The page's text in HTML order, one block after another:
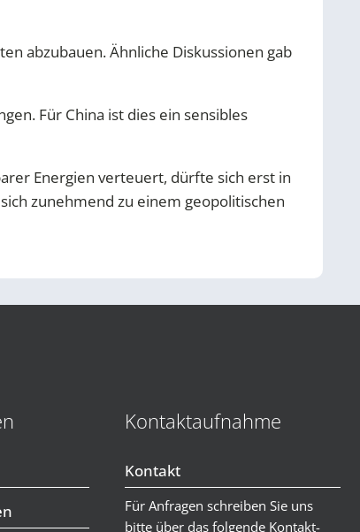
abzubauen. Ähnliche Diskussionen gab
Für China ist dies ein sensibles
Energien verteuert, dürfte sich erst in
zunehmend zu einem geopolitischen
Kontaktaufnahme
Kontakt
Für Anfragen schreiben Sie uns
bitte über das folgende Kontakt-